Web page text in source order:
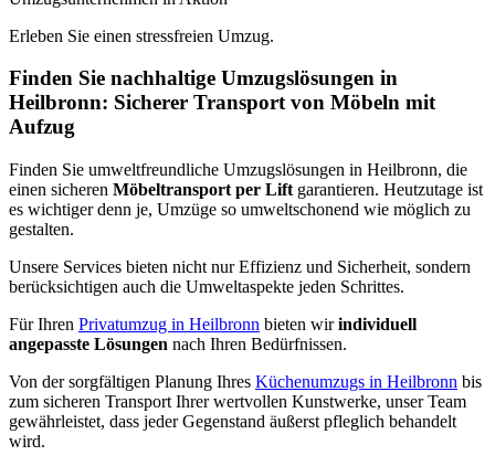
Erleben Sie einen stressfreien Umzug.
Finden Sie nachhaltige Umzugslösungen in
Heilbronn: Sicherer Transport von Möbeln mit
Aufzug
Finden Sie umweltfreundliche Umzugslösungen in Heilbronn, die
einen sicheren Möbeltransport per Lift garantieren. Heutzutage ist
es wichtiger denn je, Umzüge so umweltschonend wie möglich zu
gestalten.
Unsere Services bieten nicht nur Effizienz und Sicherheit, sondern
berücksichtigen auch die Umweltaspekte jeden Schrittes.
Für Ihren Privatumzug in Heilbronn bieten wirindividuell
angepasste Lösungen nach Ihren Bedürfnissen.
Von der sorgfältigen Planung Ihres Küchenumzugs in Heilbronn bis
zum sicheren Transport Ihrer wertvollen Kunstwerke, unser Team
gewährleistet, dass jeder Gegenstand äußerst pfleglich behandelt
wird.